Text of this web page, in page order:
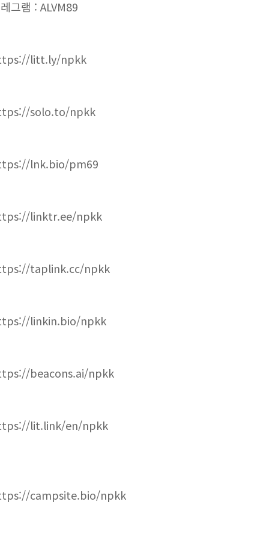
그램 : ALVM89
litt.ly/npkk
solo.to/npkk
lnk.bio/pm69
linktr.ee/npkk
taplink.cc/npkk
linkin.bio/npkk
beacons.ai/npkk
lit.link/en/npkk
campsite.bio/npkk